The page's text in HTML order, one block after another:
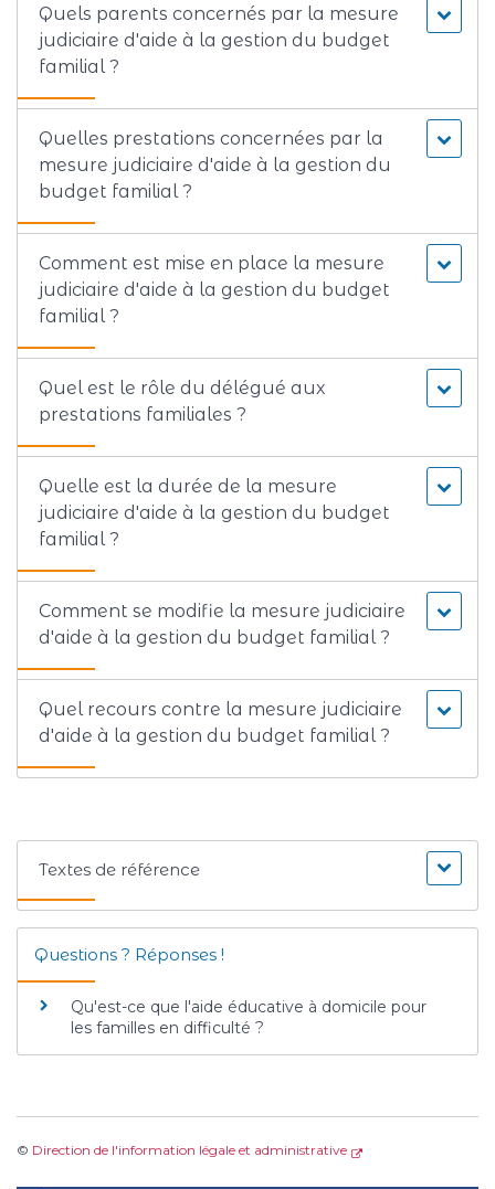
Quels parents concernés par la mesure
judiciaire d'aide à la gestion du budget
familial ?
Quelles prestations concernées par la
mesure judiciaire d'aide à la gestion du
budget familial ?
Comment est mise en place la mesure
judiciaire d'aide à la gestion du budget
familial ?
Quel est le rôle du délégué aux
prestations familiales ?
Quelle est la durée de la mesure
judiciaire d'aide à la gestion du budget
familial ?
Comment se modifie la mesure judiciaire
d'aide à la gestion du budget familial ?
Quel recours contre la mesure judiciaire
d'aide à la gestion du budget familial ?
Textes de référence
Questions ? Réponses !
Qu'est-ce que l'aide éducative à domicile pour
les familles en difficulté ?
© Direction de l'information légale et administrative